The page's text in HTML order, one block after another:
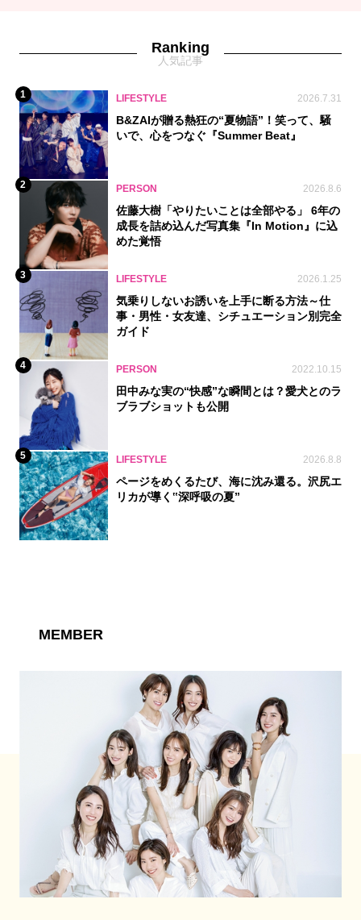
Ranking
人気記事
1 LIFESTYLE 2026.7.31
B&ZAIが贈る熱狂の“夏物語”！笑って、騒
いで、心をつなぐ『Summer Beat』
2 PERSON 2026.8.6
佐藤大樹「やりたいことは全部やる」 6年の
成長を詰め込んだ写真集『In Motion』に込
めた覚悟
3 LIFESTYLE 2026.1.25
気乗りしないお誘いを上手に断る方法～仕
事・男性・女友達、シチュエーション別完全
ガイド
4 PERSON 2022.10.15
田中みな実の“快感”な瞬間とは？愛犬とのラ
ブラブショットも公開
5 LIFESTYLE 2026.8.8
ページをめくるたび、海に沈み還る。沢尻エ
リカが導く‟深呼吸の夏”
MEMBER